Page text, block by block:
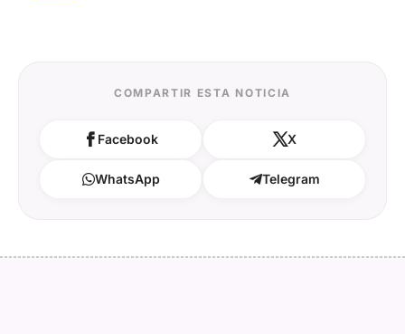
COMPARTIR ESTA NOTICIA
Facebook X
WhatsApp Telegram